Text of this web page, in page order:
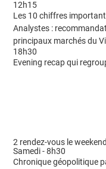
12h15
Les 10 chiffres
Analystes :
principaux marchés du
18h30
Evening recap qui
2 rendez-vous le weekend
Samedi - 8h30
Chronique géopolitique